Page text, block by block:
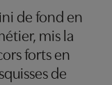
de fond en
mis la
forts en
de